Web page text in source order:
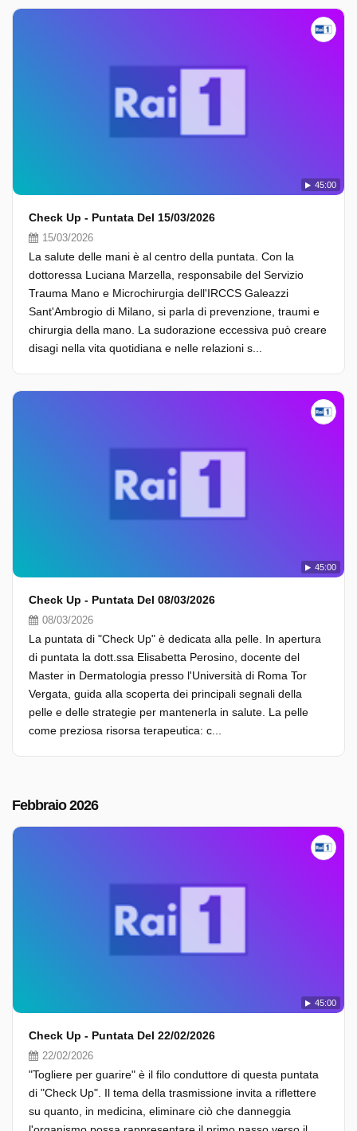
45:00
Check Up - Puntata Del 15/03/2026
15/03/2026
La salute delle mani è al centro della puntata. Con la
dottoressa Luciana Marzella, responsabile del Servizio
Trauma Mano e Microchirurgia dell'IRCCS Galeazzi
Sant'Ambrogio di Milano, si parla di prevenzione, traumi e
chirurgia della mano. La sudorazione eccessiva può creare
disagi nella vita quotidiana e nelle relazioni s...
45:00
Check Up - Puntata Del 08/03/2026
08/03/2026
La puntata di "Check Up" è dedicata alla pelle. In apertura
di puntata la dott.ssa Elisabetta Perosino, docente del
Master in Dermatologia presso l'Università di Roma Tor
Vergata, guida alla scoperta dei principali segnali della
pelle e delle strategie per mantenerla in salute. La pelle
come preziosa risorsa terapeutica: c...
Febbraio 2026
45:00
Check Up - Puntata Del 22/02/2026
22/02/2026
"Togliere per guarire" è il filo conduttore di questa puntata
di "Check Up". Il tema della trasmissione invita a riflettere
su quanto, in medicina, eliminare ciò che danneggia